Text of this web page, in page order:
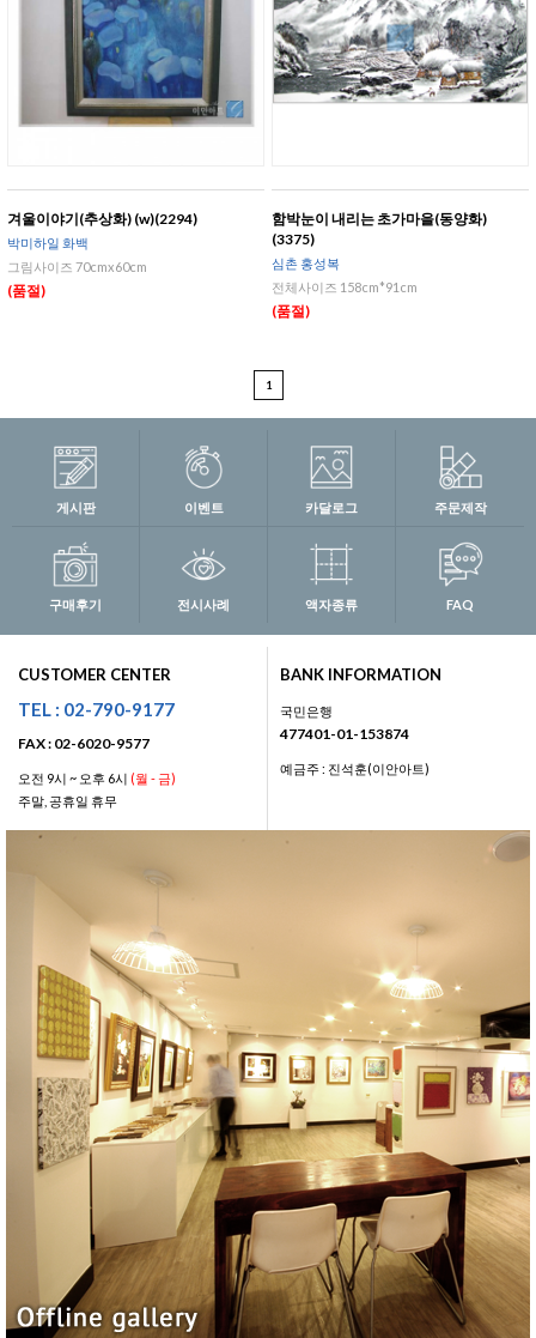
겨울이야기(추상화) (w)(2294)
박미하일 화백
그림사이즈 70cmx60cm
(품절)
함박눈이 내리는 초가마을(동양화)
(3375)
심촌 홍성복
전체사이즈 158cm*91cm
(품절)
1
게시판 이벤트 카달로그 주문제작
구매후기 전시사례 액자종류 FAQ
CUSTOMER CENTER
TEL : 02-790-9177
FAX : 02-6020-9577
오전 9시 ~ 오후 6시 (월 - 금)
주말, 공휴일 휴무
BANK INFORMATION
국민은행
477401-01-153874
예금주 : 진석훈(이안아트)